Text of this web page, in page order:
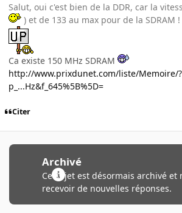
Salut, oui c'est bien de la DDR, car la
) et de 133 au max pour de la SDRAM !
Ca existe 150 MHz SDRAM
http://www.prixdunet.com/liste/Memoire/?
p_...Hz&f_645%5B%5D=
Citer
Archivé
Ce sujet est désormais archivé et
recevoir de nouvelles réponses.